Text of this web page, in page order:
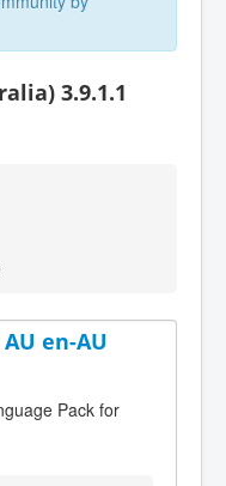
3.9.1.1
en-AU
Pack for